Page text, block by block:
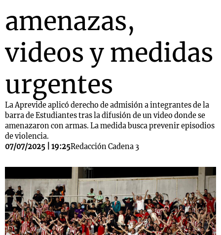
amenazas,
videos y medidas
urgentes
La Aprevide aplicó derecho de admisión a integrantes de la
barra de Estudiantes tras la difusión de un video donde se
amenazaron con armas. La medida busca prevenir episodios
de violencia.
07/07/2025 | 19:25Redacción Cadena 3
Notas